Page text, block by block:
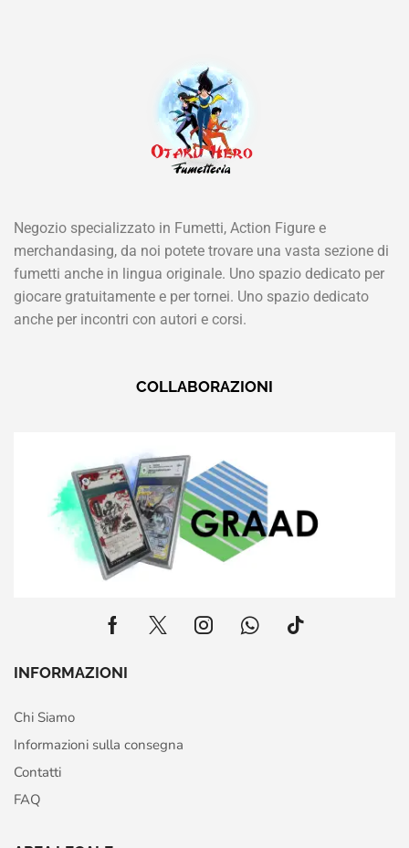
Negozio specializzato in Fumetti, Action Figure e
merchandasing, da noi potete trovare una vasta sezione di
fumetti anche in lingua originale. Uno spazio dedicato per
giocare gratuitamente e per tornei. Uno spazio dedicato
anche per incontri con autori e corsi.
COLLABORAZIONI
INFORMAZIONI
Chi Siamo
Informazioni sulla consegna
Contatti
FAQ